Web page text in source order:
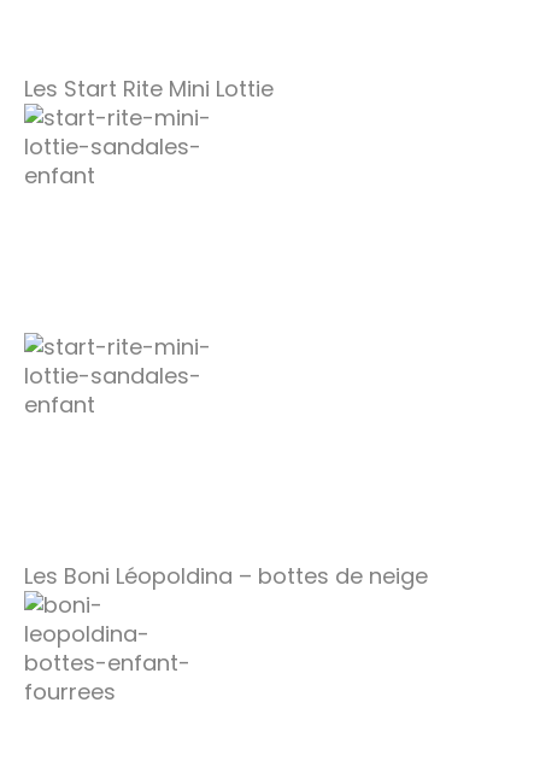
Les Start Rite Mini Lottie
Les Boni Léopoldina – bottes de neige